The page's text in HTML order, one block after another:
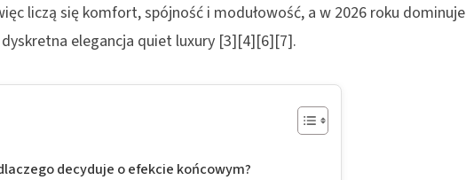
liczą się komfort, spójność i modułowość, a w 2026 roku dominuje
elegancja quiet luxury [3][4][6][7].
decyduje o efekcie końcowym?